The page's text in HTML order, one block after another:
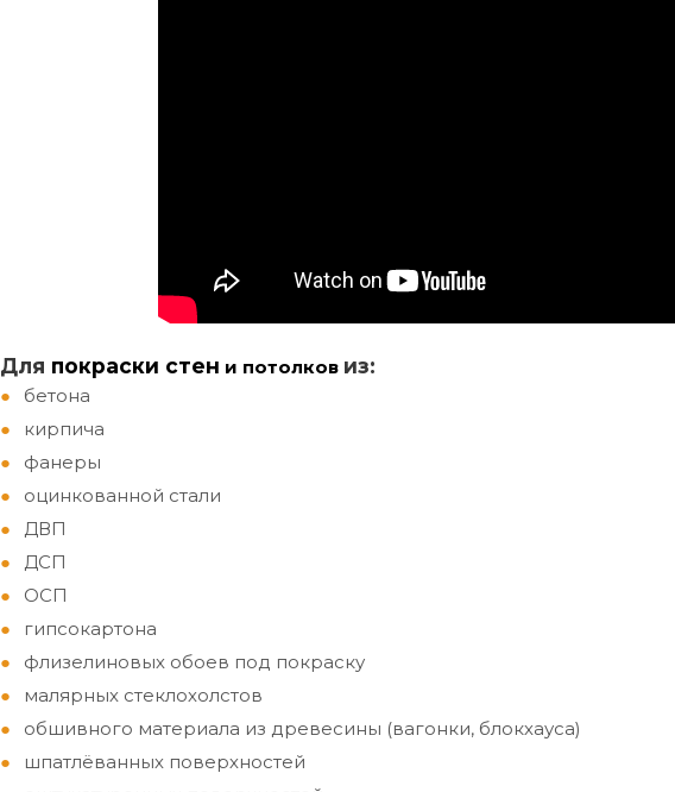
Для покраски стен и потолков из:
бетона
кирпича
фанеры
оцинкованной стали
ДВП
ДСП
ОСП
гипсокартона
флизелиновых обоев под покраску
малярных стеклохолстов
обшивного материала из древесины (вагонки, блокхауса)
шпатлёванных поверхностей